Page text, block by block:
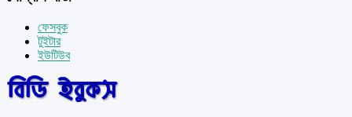
ফেসবুক
টুইটার
ইউটিউব